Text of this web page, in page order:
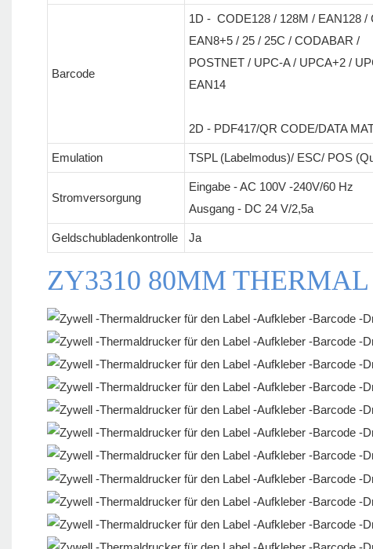
Barcode
1D - CODE128 / 128M / EAN128 /
EAN8+5 / 25 / 25C / CODABAR /
POSTNET / UPC-A / UPCA+2 /
EAN14
2D - PDF417/QR CODE/DATA
Emulation TSPL (Labelmodus)/ ESC/ POS
Stromversorgung
Eingabe - AC 100V -240V/60 Hz
Ausgang - DC 24 V/2,5a
Geldschubladenkontrolle Ja
ZY3310 80MM